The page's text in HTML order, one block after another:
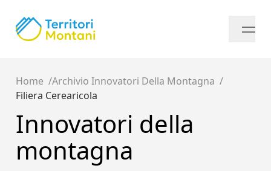
Home
Archivio Innovatori Della Montagna
Filiera Cerearicola
Innovatori della
montagna